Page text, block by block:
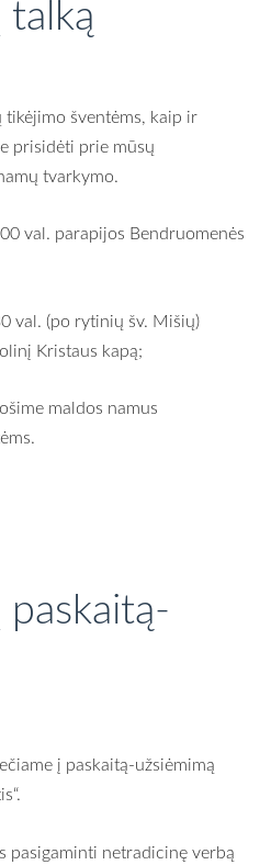
šventėms, kaip ir
prisidėti prie mūsų
tvarkymo.
val. parapijos Bendruomenės
val. (po rytinių šv. Mišių)
Kristaus kapą;
maldos namus
į paskaitą-užsiėmimą
pasigaminti netradicinę verbą